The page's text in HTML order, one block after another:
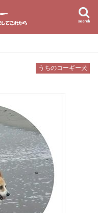
search
うちのコーギー犬